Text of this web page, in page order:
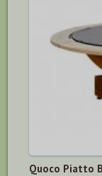
Quoco Piatto